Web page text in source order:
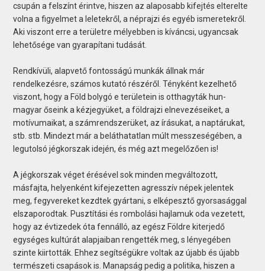
csupán a felszínt érintve, hiszen az alaposabb kifejtés elterelte
volna a figyelmet a leletekről, a néprajzi és egyéb ismeretekről.
Aki viszont erre a területre mélyebben is kíváncsi, ugyancsak
lehetősége van gyarapítani tudását.
Rendkívüli, alapvető fontosságú munkák állnak már
rendelkezésre, számos kutató részéről. Tényként kezelhető
viszont, hogy a Föld bolygó e területein is otthagyták hun-
magyar őseink a kézjegyüket, a földrajzi elnevezéseiket, a
motívumaikat, a számrendszerüket, az írásukat, a naptárukat,
stb. stb. Mindezt már a beláthatatlan múlt messzeségében, a
legutolsó jégkorszak idején, és még azt megelőzően is!
A jégkorszak véget érésével sok minden megváltozott,
másfajta, helyenként kifejezetten agresszív népek jelentek
meg, fegyvereket kezdtek gyártani, s elképesztő gyorsasággal
elszaporodtak. Pusztítási és rombolási hajlamuk oda vezetett,
hogy az évtizedek óta fennálló, az egész Földre kiterjedő
egységes kultúrát alapjaiban rengették meg, s lényegében
szinte kiirtották. Ehhez segítségükre voltak az újabb és újabb
természeti csapások is. Manapság pedig a politika, hiszen a